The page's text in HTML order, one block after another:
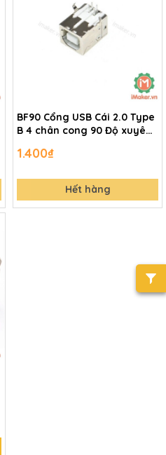
BF90 Cổng USB Cái 2.0 Type
B 4 chân cong 90 Độ xuyên
1.400₫
Hết hàng